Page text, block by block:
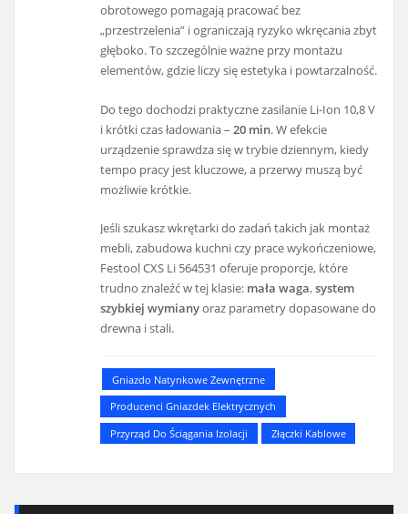
obrotowego pomagają pracować bez
„przestrzelenia” i ograniczają ryzyko wkręcania zbyt
głęboko. To szczególnie ważne przy montażu
elementów, gdzie liczy się estetyka i powtarzalność.
Do tego dochodzi praktyczne zasilanie Li-Ion 10,8 V
i krótki czas ładowania –20 min. W efekcie
urządzenie sprawdza się w trybie dziennym, kiedy
tempo pracy jest kluczowe, a przerwy muszą być
możliwie krótkie.
Jeśli szukasz wkrętarki do zadań takich jak montaż
mebli, zabudowa kuchni czy prace wykończeniowe,
Festool CXS Li 564531 oferuje proporcje, które
trudno znaleźć w tej klasie: mała waga,system
szybkiej wymianyoraz parametry dopasowane do
drewna i stali.
Gniazdo Natynkowe Zewnętrzne
Producenci Gniazdek Elektrycznych
Przyrząd Do Ściągania Izolacji
Złączki Kablowe